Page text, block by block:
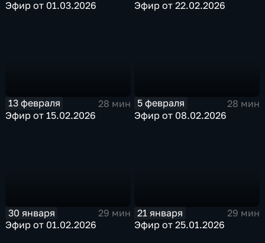
Эфир от 01.03.2026
Эфир от 22.02.2026
13 февраля
28 мин
Эфир от 15.02.2026
5 февраля
28 мин
Эфир от 08.02.2026
30 января
29 мин
Эфир от 01.02.2026
21 января
29 мин
Эфир от 25.01.2026